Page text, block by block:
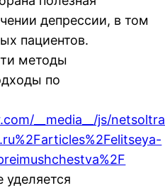
депрессии, в том
пациентов.
методы
по
__media__/js/